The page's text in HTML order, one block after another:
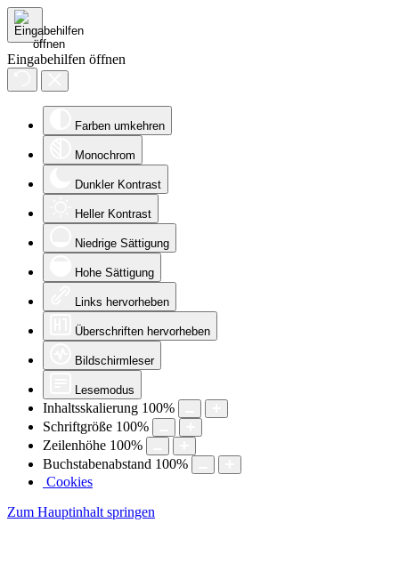
Eingabehilfen öffnen
Farben umkehren
Monochrom
Dunkler Kontrast
Heller Kontrast
Niedrige Sättigung
Hohe Sättigung
Links hervorheben
Überschriften hervorheben
Bildschirmleser
Lesemodus
Inhaltsskalierung 100%
Schriftgröße 100%
Zeilenhöhe 100%
Buchstabenabstand 100%
Cookies
Zum Hauptinhalt springen